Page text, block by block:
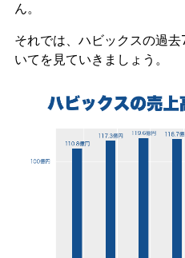
ん。
それでは、ハビックスの過
いてを見ていきましょう。